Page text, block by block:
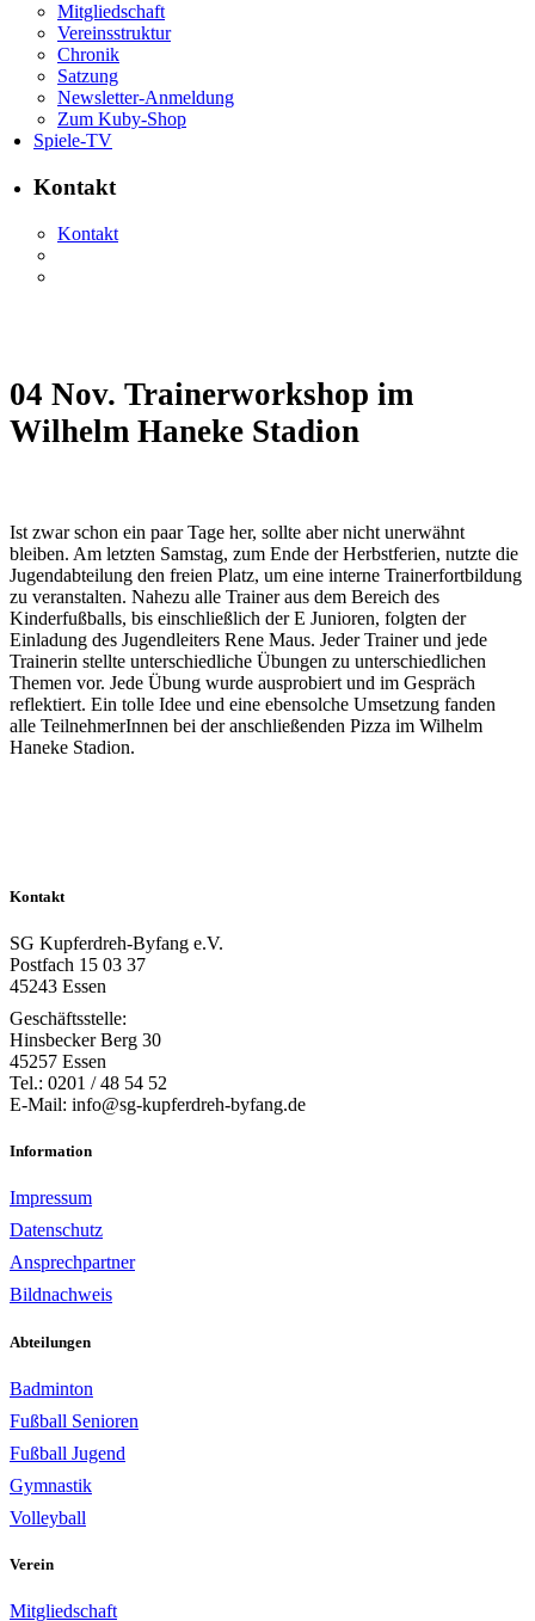
Mitgliedschaft
Vereinsstruktur
Chronik
Satzung
Newsletter-Anmeldung
Zum Kuby-Shop
Spiele-TV
Kontakt
Kontakt
04 Nov. Trainerworkshop im
Wilhelm Haneke Stadion
Ist zwar schon ein paar Tage her, sollte aber nicht unerwähnt
bleiben. Am letzten Samstag, zum Ende der Herbstferien, nutzte die
Jugendabteilung den freien Platz, um eine interne Trainerfortbildung
zu veranstalten. Nahezu alle Trainer aus dem Bereich des
Kinderfußballs, bis einschließlich der E Junioren, folgten der
Einladung des Jugendleiters Rene Maus. Jeder Trainer und jede
Trainerin stellte unterschiedliche Übungen zu unterschiedlichen
Themen vor. Jede Übung wurde ausprobiert und im Gespräch
reflektiert. Ein tolle Idee und eine ebensolche Umsetzung fanden
alle TeilnehmerInnen bei der anschließenden Pizza im Wilhelm
Haneke Stadion.
Kontakt
SG Kupferdreh-Byfang e.V.
Postfach 15 03 37
45243 Essen
Geschäftsstelle:
Hinsbecker Berg 30
45257 Essen
Tel.: 0201 / 48 54 52
E-Mail: info@sg-kupferdreh-byfang.de
Information
Impressum
Datenschutz
Ansprechpartner
Bildnachweis
Abteilungen
Badminton
Fußball Senioren
Fußball Jugend
Gymnastik
Volleyball
Verein
Mitgliedschaft